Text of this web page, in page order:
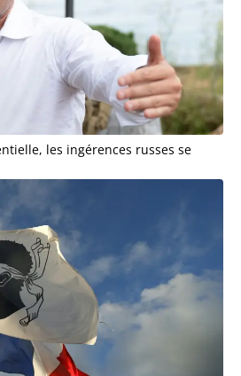
les ingérences russes se